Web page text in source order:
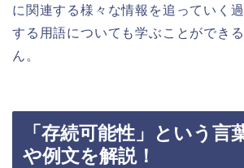
に関連する様々な情報を追っていく
する用語についても学ぶことができ
ん。
「存続可能性」という言
や例文を解説！